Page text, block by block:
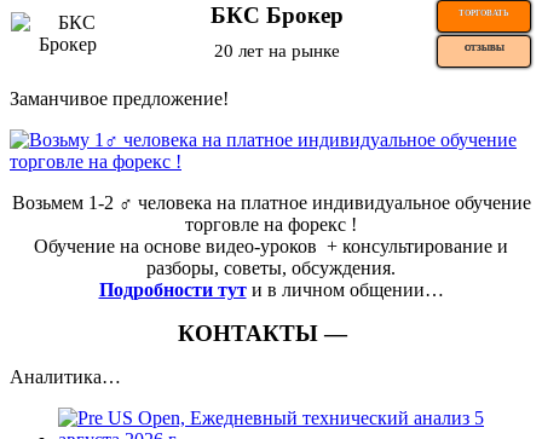
БКС Брокер ТОРГОВАТЬ
20 лет на рынке ОТЗЫВЫ
Заманчивое предложение!
Возьмем 1-2 ‍♂️ человека на платное индивидуальное обучение
торговле на форекс !
Обучение на основе видео-уроков ️ + консультирование и
разборы, советы, обсуждения.
Подробности тут и в личном общении…
КОНТАКТЫ —
Аналитика…